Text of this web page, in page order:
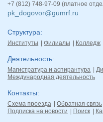
+7 (812) 748-97-09 (платное
pk_dogovor@gumrf.ru
Структура
Институты Филиалы Колледж
Деятельность
Магистратура и аспирантура
Международная деятельность
Контакты
Схема проезда Обратная связь
Подписка на новости
Поиск